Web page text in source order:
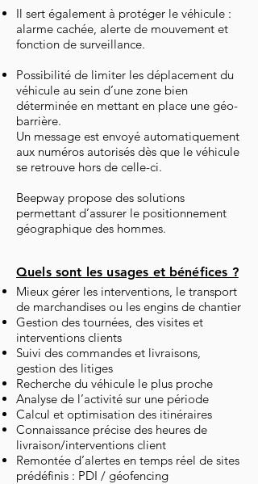
Il sert également à protéger le véhicule :
alarme cachée, alerte de mouvement et
fonction de surveillance.
Possibilité de limiter les déplacement du
véhicule au sein d’une zone bien
déterminée en mettant en place une géo-
barrière.
Un message est envoyé automatiquement
aux numéros autorisés dès que le véhicule
se retrouve hors de celle-ci.
Beepway propose des solutions
permettant d’assurer le positionnement
géographique des hommes.
Quels sont les usages et bénéfices ?
Mieux gérer les interventions, le transport
de marchandises ou les engins de chantier
Gestion des tournées, des visites et
interventions clients
Suivi des commandes et livraisons,
gestion des litiges
Recherche du véhicule le plus proche
Analyse de l’activité sur une période
Calcul et optimisation des itinéraires
Connaissance précise des heures de
livraison/interventions client
Remontée d’alertes en temps réel de sites
prédéfinis : PDI / géofencing